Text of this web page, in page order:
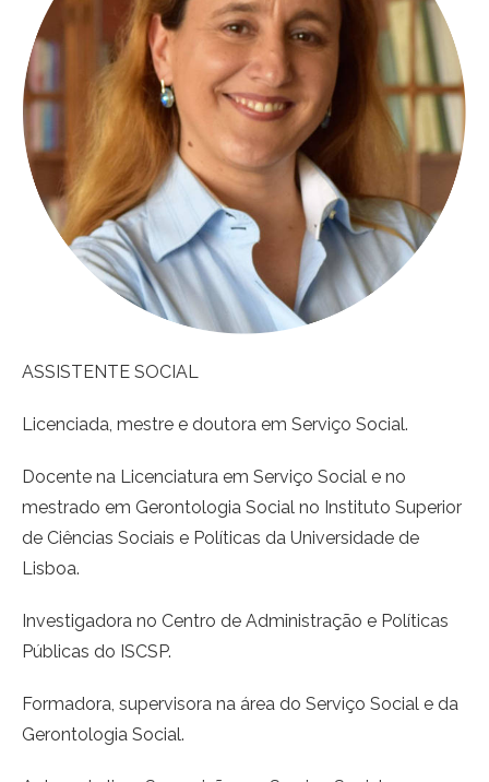
ASSISTENTE SOCIAL
Licenciada, mestre e doutora em Serviço Social.
Docente na Licenciatura em Serviço Social e no
mestrado em Gerontologia Social no Instituto Superior
de Ciências Sociais e Políticas da Universidade de
Lisboa.
Investigadora no Centro de Administração e Políticas
Públicas do ISCSP.
Formadora, supervisora na área do Serviço Social e da
Gerontologia Social.